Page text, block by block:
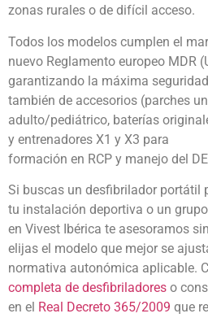
zonas rurales o de difícil acceso.
Todos los modelos cumplen el
nuevo Reglamento europeo MDR
garantizando la máxima
también de accesorios (parches
adulto/pediátrico, baterías
y entrenadores X1 y X3 para
formación en RCP y manejo del
Si buscas un desfibrilador portátil
tu instalación deportiva o un
en Vivest Ibérica te asesoramos
elijas el modelo que mejor se
normativa autonómica aplicable.
completa de desfibriladores o
en el Real Decreto 365/2009 que